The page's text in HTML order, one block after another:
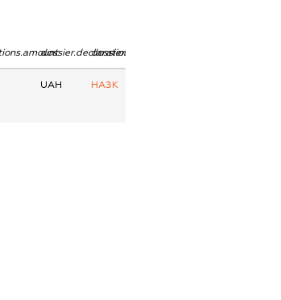
dossier.declarations.currency
dossier.declarations.source
UAH НАЗК